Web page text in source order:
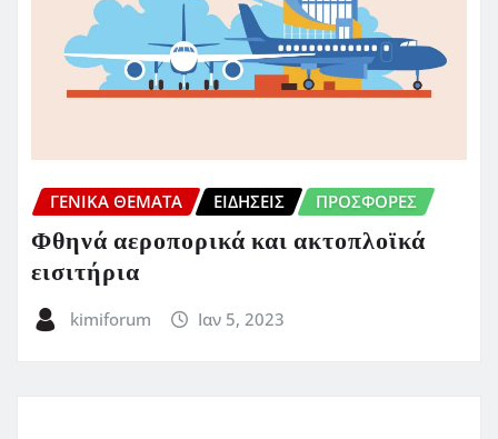
ΓΕΝΙΚΑ ΘΕΜΑΤΑ ΕΙΔΗΣΕΙΣ ΠΡΟΣΦΟΡΈΣ
Φθηνά αεροπορικά και ακτοπλοϊκά
εισιτήρια
kimiforum Ιαν 5, 2023